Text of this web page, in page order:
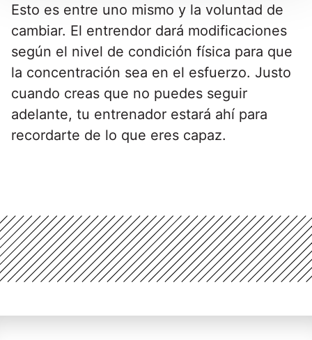
Esto es entre uno mismo y la voluntad de
cambiar. El entrendor dará modificaciones
según el nivel de condición física para que
la concentración sea en el esfuerzo. Justo
cuando creas que no puedes seguir
adelante, tu entrenador estará ahí para
recordarte de lo que eres capaz.